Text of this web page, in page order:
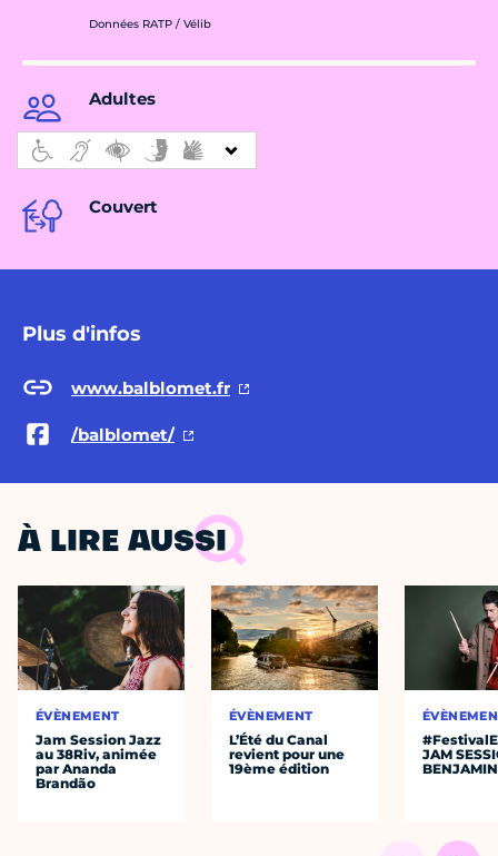
Données RATP / Vélib
Adultes
Couvert
Plus d'infos
www.balblomet.fr
/balblomet/
À LIRE AUSSI
ÉVÈNEMENT
Jam Session Jazz
au 38Riv, animée
par Ananda
Brandão
ÉVÈNEMENT
L’Été du Canal
revient pour une
19ème édition
JAM